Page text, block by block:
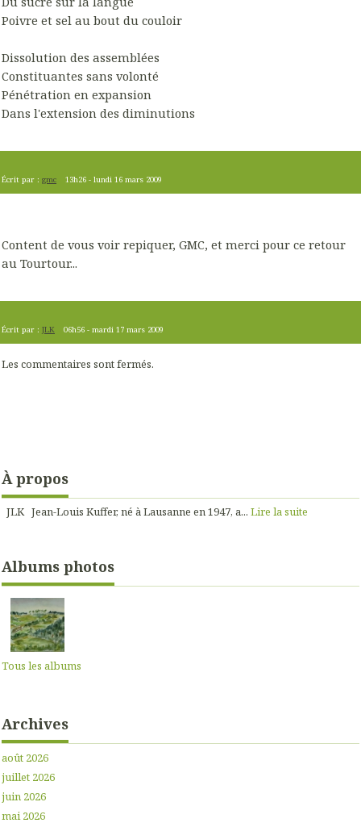
Poivre et sel au bout du couloir
Dissolution des assemblées
Constituantes sans volonté
Pénétration en expansion
Dans l'extension des diminutions
Écrit par : gmc 13h26 -lundi 16 mars 2009
Content de vous voir repiquer, GMC, et merci pour ce retour
au Tourtour...
Écrit par : JLK 06h56 -mardi 17 mars 2009
Les commentaires sont fermés.
À propos
JLK Jean-Louis Kuffer, né à Lausanne en 1947, a... Lire la suite
Albums photos
Tous les albums
Archives
août 2026
juillet 2026
juin 2026
mai 2026